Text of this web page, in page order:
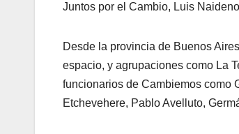
Juntos por el Cambio, Luis
Desde la provincia de Buenos
espacio, y agrupaciones como La
funcionarios de Cambiemos como
Etchevehere, Pablo Avelluto,